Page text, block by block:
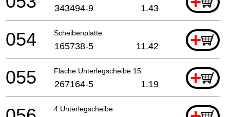
343494-9 1.43
Scheibenplatte +
054 165738-5 11.42
Flache Unterlegscheibe 15 +
055 267164-5 1.19
4 Unterlegscheibe